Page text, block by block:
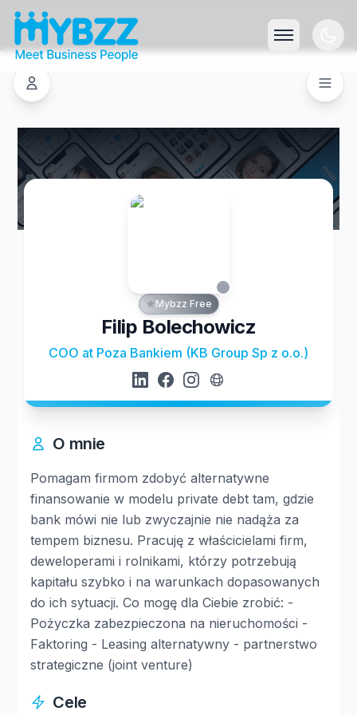
Mybzz Free
Filip Bolechowicz
COO at Poza Bankiem (KB Group Sp z o.o.)
O mnie
Pomagam firmom zdobyć alternatywne
finansowanie w modelu private debt tam, gdzie
bank mówi nie lub zwyczajnie nie nadąża za
tempem biznesu. Pracuję z właścicielami firm,
deweloperami i rolnikami, którzy potrzebują
kapitału szybko i na warunkach dopasowanych
do ich sytuacji. Co mogę dla Ciebie zrobić: -
Pożyczka zabezpieczona na nieruchomości -
Faktoring - Leasing alternatywny - partnerstwo
strategiczne (joint venture)
Cele